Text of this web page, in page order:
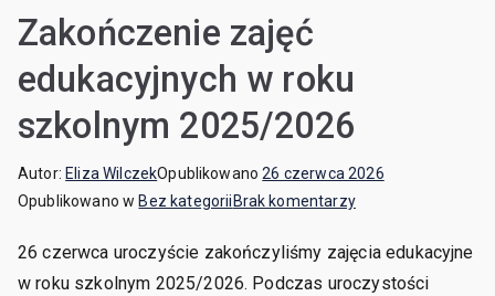
Zakończenie zajęć
edukacyjnych w roku
szkolnym 2025/2026
Autor: Eliza WilczekOpublikowano26 czerwca 2026
Opublikowano w Bez kategorii Brak komentarzy
26 czerwca uroczyście zakończyliśmy zajęcia edukacyjne
w roku szkolnym 2025/2026. Podczas uroczystości